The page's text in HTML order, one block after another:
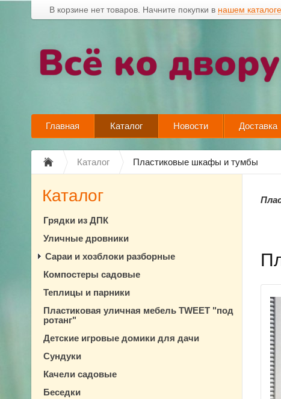
В корзине нет товаров. Начните покупки в нашем каталоге
Главная Каталог Новости Доставка
Каталог Пластиковые шкафы и тумбы
Каталог
Грядки из ДПК
Уличные дровники
Сараи и хозблоки разборные
Компостеры садовые
Теплицы и парники
Пластиковая уличная мебель TWEET "под
ротанг"
Детские игровые домики для дачи
Сундуки
Качели садовые
Беседки